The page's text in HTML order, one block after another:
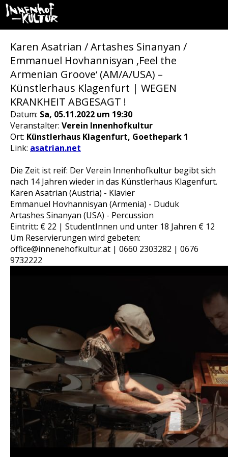
Karen Asatrian / Artashes Sinanyan /
Emmanuel Hovhannisyan ‚Feel the
Armenian Groove‘ (AM/A/USA) –
Künstlerhaus Klagenfurt | WEGEN
KRANKHEIT ABGESAGT !
Datum: Sa, 05.11.2022 um 19:30
Veranstalter: Verein Innenhofkultur
Ort: Künstlerhaus Klagenfurt, Goethepark 1
Link: asatrian.net
Die Zeit ist reif: Der Verein Innenhofkultur begibt sich
nach 14 Jahren wieder in das Künstlerhaus Klagenfurt.
Karen Asatrian (Austria) - Klavier
Emmanuel Hovhannisyan (Armenia) - Duduk
Artashes Sinanyan (USA) - Percussion
Eintritt: € 22 | StudentInnen und unter 18 Jahren € 12
Um Reservierungen wird gebeten:
office@innenehofkultur.at | 0660 2303282 | 0676
9732222